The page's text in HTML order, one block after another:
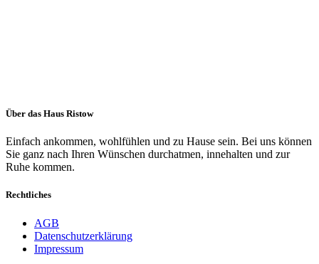
Über das Haus Ristow
Einfach ankommen, wohlfühlen und zu Hause sein. Bei uns können
Sie ganz nach Ihren Wünschen durchatmen, innehalten und zur
Ruhe kommen.
Rechtliches
AGB
Datenschutzerklärung
Impressum